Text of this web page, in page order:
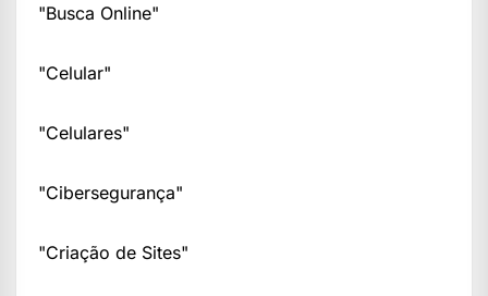
"Busca Online"
"Celular"
"Celulares"
"Cibersegurança"
"Criação de Sites"